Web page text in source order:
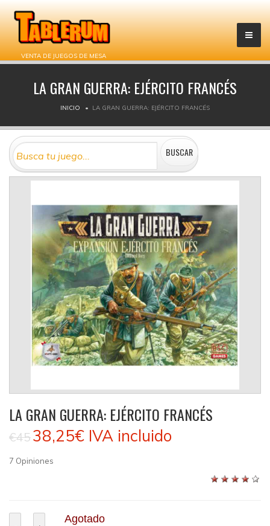
VENTA DE JUEGOS DE MESA
LA GRAN GUERRA: EJÉRCITO FRANCÉS
INICIO LA GRAN GUERRA: EJÉRCITO FRANCÉS
LA GRAN GUERRA: EJÉRCITO FRANCÉS
€4538,25€ IVA incluido
7 Opiniones
Agotado